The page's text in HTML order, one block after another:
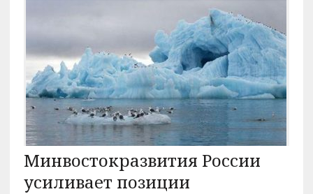
Минвостокразвития России
усиливает позиции